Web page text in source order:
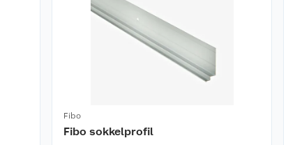
Fibo
Fibo sokkelprofil